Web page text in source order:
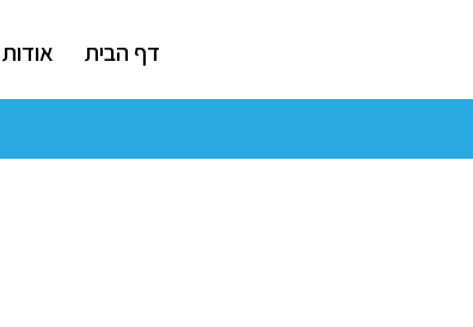
דף הבית אודות